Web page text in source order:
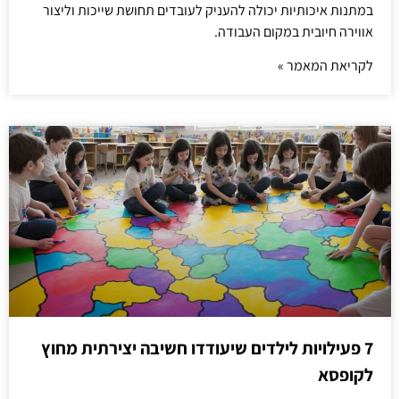
במתנות איכותיות יכולה להעניק לעובדים תחושת שייכות וליצור
אווירה חיובית במקום העבודה.
לקריאת המאמר »
7 פעילויות לילדים שיעודדו חשיבה יצירתית מחוץ
לקופסא